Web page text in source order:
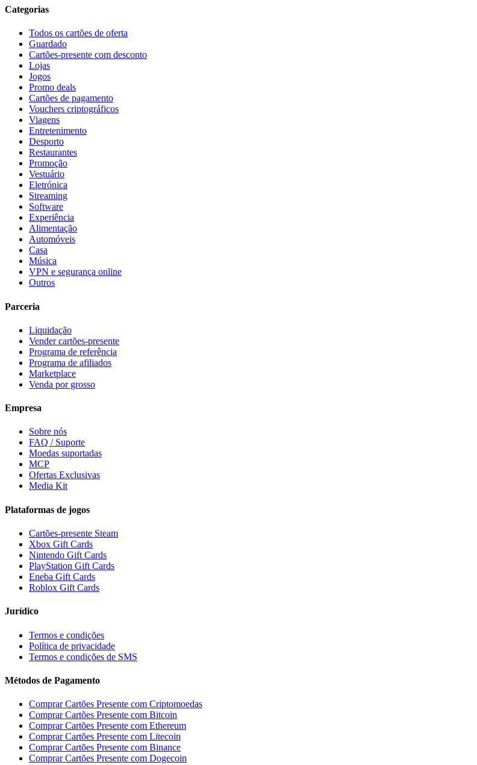
Categorias
Todos os cartões de oferta
Guardado
Cartões-presente com desconto
Lojas
Jogos
Promo deals
Cartões de pagamento
Vouchers criptográficos
Viagens
Entretenimento
Desporto
Restaurantes
Promoção
Vestuário
Eletrónica
Streaming
Software
Experiência
Alimentação
Automóveis
Casa
Música
VPN e segurança online
Outros
Parceria
Liquidação
Vender cartões-presente
Programa de referência
Programa de afiliados
Marketplace
Venda por grosso
Empresa
Sobre nós
FAQ / Suporte
Moedas suportadas
MCP
Ofertas Exclusivas
Media Kit
Plataformas de jogos
Cartões-presente Steam
Xbox Gift Cards
Nintendo Gift Cards
PlayStation Gift Cards
Eneba Gift Cards
Roblox Gift Cards
Jurídico
Termos e condições
Política de privacidade
Termos e condições de SMS
Métodos de Pagamento
Comprar Cartões Presente com Criptomoedas
Comprar Cartões Presente com Bitcoin
Comprar Cartões Presente com Ethereum
Comprar Cartões Presente com Litecoin
Comprar Cartões Presente com Binance
Comprar Cartões Presente com Dogecoin